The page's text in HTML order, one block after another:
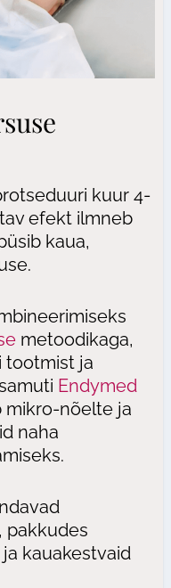
kuur 4-
efekt ilmneb
kaua,
metoodikaga,
tootmist ja
Endymed
mikro-nõelte ja
naha
pakkudes
kauakestvaid